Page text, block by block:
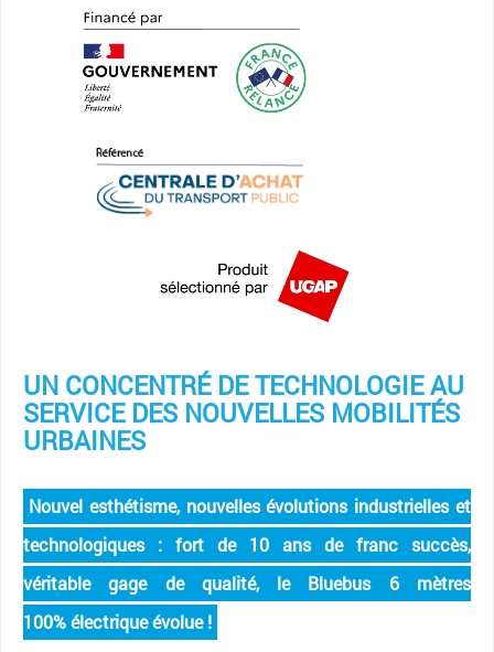
UN CONCENTRÉ DE TECHNOLOGIE AU
SERVICE DES NOUVELLES MOBILITÉS
URBAINES
Nouvel esthétisme, nouvelles évolutions industrielles et
technologiques : fort de 10 ans de franc succès,
véritable gage de qualité, le Bluebus 6 mètres
100% électrique évolue !